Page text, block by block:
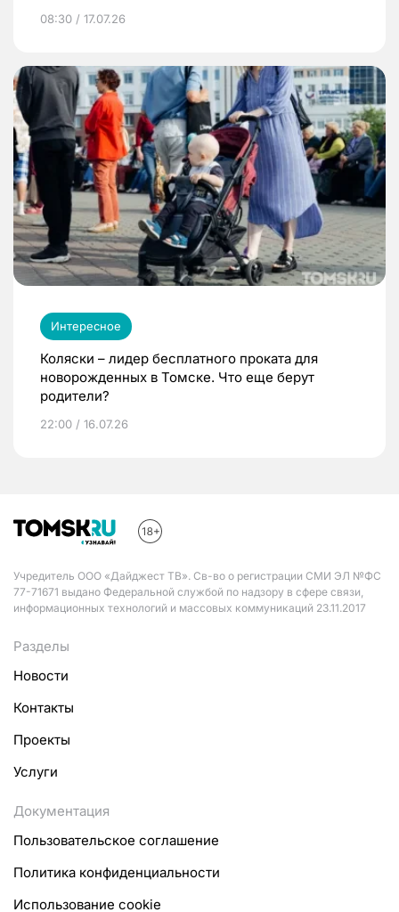
08:30 / 17.07.26
Интересное
Коляски – лидер бесплатного проката для
новорожденных в Томске. Что еще берут
родители?
22:00 / 16.07.26
Учредитель ООО «Дайджест ТВ». Св-во о регистрации СМИ ЭЛ №ФС
77-71671 выдано Федеральной службой по надзору в сфере связи,
информационных технологий и массовых коммуникаций 23.11.2017
Разделы
Новости
Контакты
Проекты
Услуги
Документация
Пользовательское соглашение
Политика конфиденциальности
Использование cookie